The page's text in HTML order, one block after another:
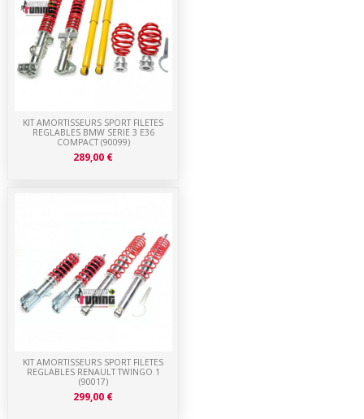
KIT AMORTISSEURS SPORT FILETES
REGLABLES RENAULT TWINGO 1
(90017)
299,00 €
KIT AMORTISSEURS SPORT FILETES
REGLABLES BMW SERIE 3 E36
COMPACT (90099)
289,00 €